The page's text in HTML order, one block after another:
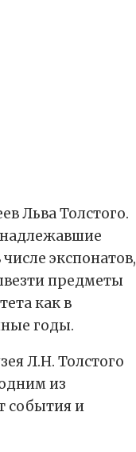
Льва Толстого.
экспонатов,
предметы
как в
годы.
Л.Н. Толстого
из
события и